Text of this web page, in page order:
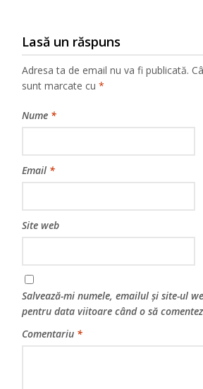
Lasă un răspuns
Adresa ta de email nu va fi publicată.
sunt marcate cu*
Nume *
Email *
Site web
Salvează-mi numele, emailul și site-ul
pentru data viitoare când o să
Comentariu *